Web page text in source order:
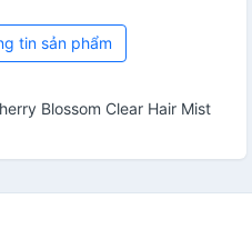
tin sản phẩm
Blossom Clear Hair Mist